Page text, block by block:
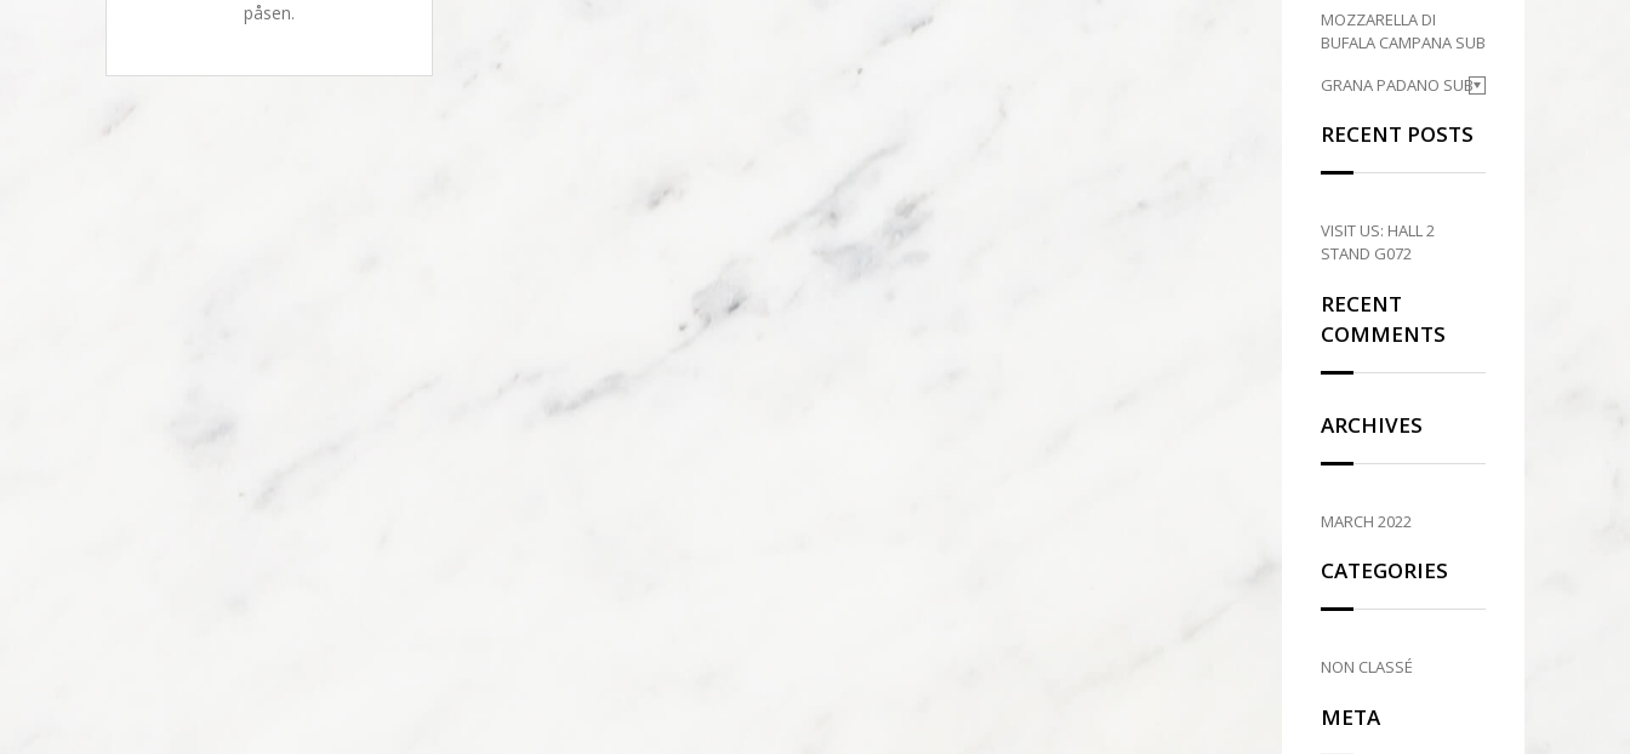
påsen.
MOZZARELLA DI
BUFALA CAMPANA SUB
GRANA PADANO SUB
RECENT POSTS
VISIT US: HALL 2
STAND G072
RECENT
COMMENTS
ARCHIVES
MARCH 2022
CATEGORIES
NON CLASSÉ
META